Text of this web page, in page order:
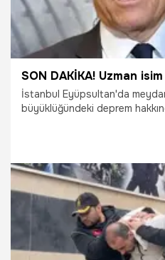
İstanbul Eyüpsultan'da
büyüklüğündeki deprem
Gündem